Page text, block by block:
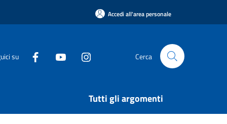
Accedi all'area personale
su Cerca
Tutti gli argomenti